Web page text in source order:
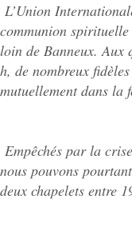
L’Union
communion
loin de Banneux. Aux
h, de nombreux
mutuellement dans la
Empêchés par la
nous pouvons
deux chapelets entre